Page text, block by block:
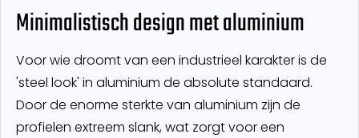
Minimalistisch design met aluminium
Voor wie droomt van een industrieel karakter is de
'steel look' in aluminium de absolute standaard.
Door de enorme sterkte van aluminium zijn de
profielen extreem slank, wat zorgt voor een